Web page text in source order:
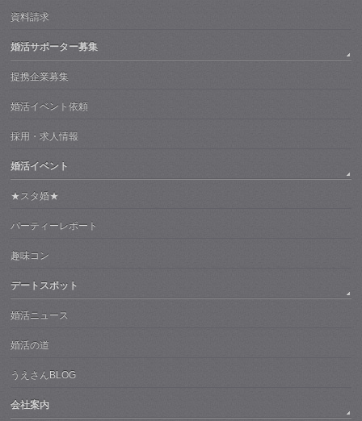
資料請求
婚活サポーター募集
提携企業募集
婚活イベント依頼
採用・求人情報
婚活イベント
★スタ婚★
パーティーレポート
趣味コン
デートスポット
婚活ニュース
婚活の道
うえさんBLOG
会社案内